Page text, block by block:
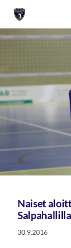
Siirry
sivunSivuston etusivulle
Naiset
30.9.2016